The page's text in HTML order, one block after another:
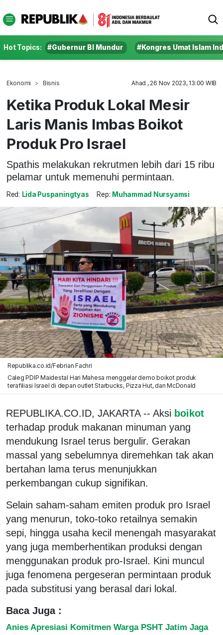
Hot Topics: #Gubernur BI Mundur #Kongres Umat Islam
Ekonomi Bisnis Ahad , 26 Nov 2023, 13:00 WIB
Ketika Produk Lokal Mesir
Laris Manis Imbas Boikot
Produk Pro Israel
Spathis melakukan rekrutmen lebih dari 15 ribu
pelamar untuk memenuhi permintaan.
Red: Lida Puspaningtyas Rep: Muhammad Nursyamsi
Republika.co.id/Febrian Fachri
Caleg PDIP Maidestal Hari Mahesa menggelar demo boikot produk
terafiliasi Israel di depan outlet Starbucks, Pizza Hut, dan McDonald
REPUBLIKA.CO.ID, JAKARTA -- Aksi boikot
terhadap produk makanan minuman yang
mendukung Israel terus bergulir. Gerakan
massal yang sebelumnya diremehkan tak akan
bertahan lama terus menunjukkan
perkembangan cukup signifikan.
Selain saham-saham emiten produk pro Israel
yang menurun, toko-toko retailnya semakin
sepi, hingga usaha kecil menengah masyarakat
yang juga memberhentikan produksi dengan
menggunakan produk pro-Israel. Kini muncul
juga fenomena pergeseran permintaan produk
pada substitusi yang berasal dari lokal.
Baca Juga :
Anies Apresiasi Komitmen Warga PSHT Jatim Jaga